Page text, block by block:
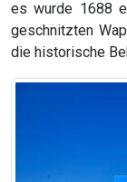
es wurde 1688
geschnitzten
die historische